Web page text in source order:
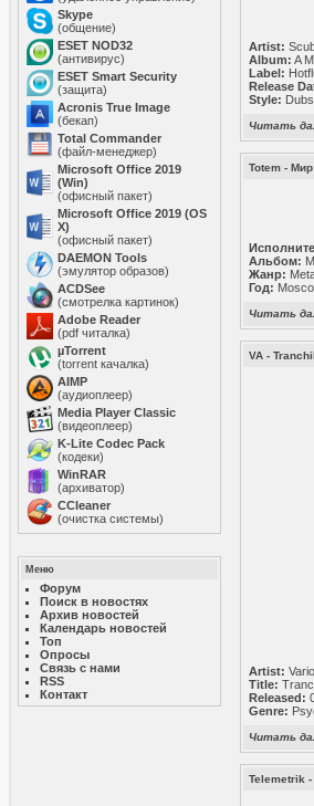
Skype
(общение)
ESET NOD32
(антивирус)
ESET Smart Security
(защита)
Acronis True Image
(бекап)
Total Commander
(файл-менеджер)
Microsoft Office 2019
(Win)
(офисный пакет)
Microsoft Office 2019 (OS
X)
(офисный пакет)
DAEMON Tools
(эмулятор образов)
ACDSee
(смотрелка картинок)
Adobe Reader
(pdf читалка)
µTorrent
(torrent качалка)
AIMP
(аудиоплеер)
Media Player Classic
(видеоплеер)
K-Lite Codec Pack
(кодеки)
WinRAR
(архиватор)
ССleaner
(очистка системы)
Меню
Форум
Поиск в новостях
Архив новостей
Календарь новостей
Топ
Опросы
Связь с нами
RSS
Контакт
Artist:
Album: A
Label:
Release
Style:
Читать
Totem -
Альбом:
Жанр:
Год:
Читать
VA -
Artist:
Title:
Released:
Genre:
Читать
Telemetrik